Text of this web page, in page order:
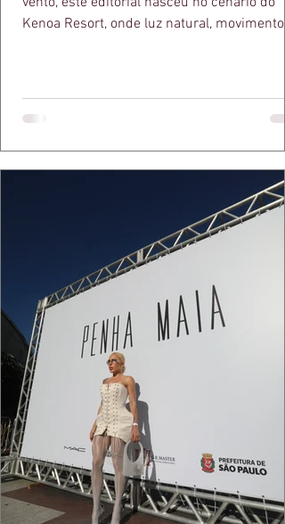
Kenoa Resort, onde luz natural, movimento e
bolsa da Malu Pires, em uma composição
algo de intemporal em vestir o vento e
que ele conduza a cena. Cada dobra do
cada reflexo dourado da luz sobre a pe